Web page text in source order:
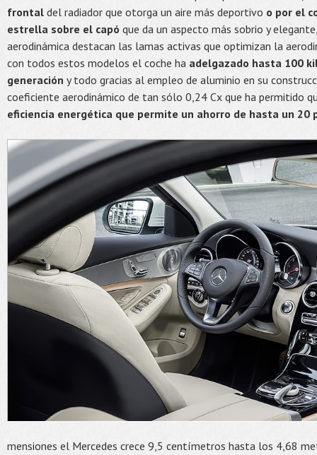
frontal del radiador que otorga un aire más deportivo o por el
estrella sobre el capó que da un aspecto más sobrio y
aerodinámica destacan las lamas activas que optimizan la
con todos estos modelos el coche ha adelgazado hasta 100
generación y todo gracias al empleo de aluminio en su
coeficiente aerodinámico de tan sólo 0,24 Cx que ha permitido
eficiencia energética que permite un ahorro de hasta un 20
mensiones el Mercedes crece 9,5 centímetros hasta los 4,68